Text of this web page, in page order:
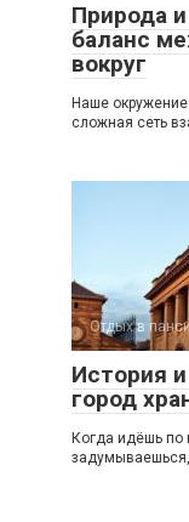
Природа
баланс
вокруг
Наше
сложная сеть
Отдых в
История
город
Когда идёшь по